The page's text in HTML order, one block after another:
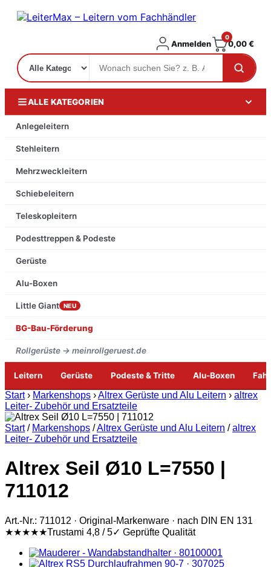
Anmelden
0
0,00€
ALLE KATEGORIEN
Anlegeleitern
Stehleitern
Mehrzweckleitern
Schiebeleitern
Teleskopleitern
Podesttreppen & Podeste
Gerüste
Alu-Boxen
Little Giant NEU
BG-Bau-Förderung
Rollgerüste → meinrollgeruest.de
Leitern Gerüste Podeste & Tritte Alu-Boxen
Zum
Inhalt
springen
Start › Markenshops ›Altrex Gerüste und Alu Leitern › altrex
Leiter- Zubehör und Ersatzteile
Start / Markenshops /Altrex Gerüste und Alu Leitern / altrex
Leiter- Zubehör und Ersatzteile
Altrex Seil Ø10 L=7550 |
711012
Art.-Nr.: 711012 · Original-Markenware · nach DIN EN 131
★★★★★Trustami 4,8 / 5✓ Geprüfte Qualität